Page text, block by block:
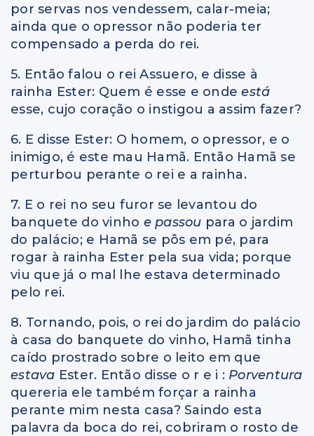
por servas nos vendessem, calar-meia;
ainda que o opressor não poderia ter
compensado a perda do rei.
5. Então falou o rei Assuero, e disse à
rainha Ester: Quem é esse e ondeestá
esse, cujo coração o instigou a assim fazer?
6. E disse Ester: O homem, o opressor, e o
inimigo, é este mau Hamã. Então Hamã se
perturbou perante o rei e a rainha.
7. E o rei no seu furor se levantou do
banquete do vinho e passou para o jardim
do palácio; e Hamã se pôs em pé, para
rogar à rainha Ester pela sua vida; porque
viu que já o mal lhe estava determinado
pelo rei.
8. Tornando, pois, o rei do jardim do palácio
à casa do banquete do vinho, Hamã tinha
caído prostrado sobre o leito em que
estava Ester. Então disse o r e i : Porventura
quereria ele também forçar a rainha
perante mim nesta casa? Saindo esta
palavra da boca do rei, cobriram o rosto de